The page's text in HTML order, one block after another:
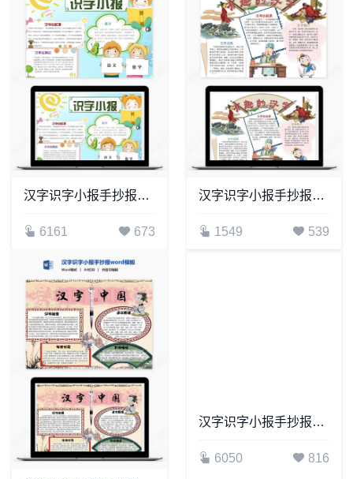
汉字识字小报手抄报word模板(9)
6161 673
汉字识字小报手抄报word模板(19)
1549 539
汉字识字小报手抄报word模板(6)
6050 816